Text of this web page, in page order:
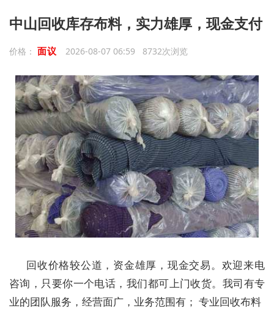
中山回收库存布料，实力雄厚，现金支付
价格： 面议 2026-08-07 06:59 8732次浏览
回收价格较公道，资金雄厚，现金交易。欢迎来电
咨询，只要你一个电话，我们都可上门收货。我司有专
业的团队服务，经营面广，业务范围有； 专业回收布料